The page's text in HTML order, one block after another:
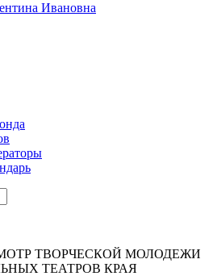
Ивановна
ТВОРЧЕСКОЙ МОЛОДЕЖИ
ТЕАТРОВ КРАЯ